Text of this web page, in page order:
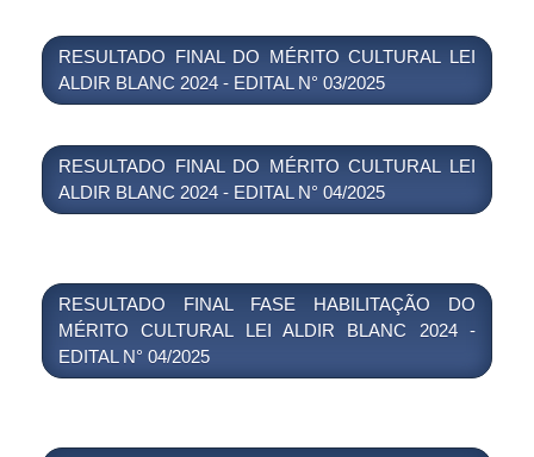
RESULTADO FINAL DO MÉRITO CULTURAL LEI
ALDIR BLANC 2024 - EDITAL N° 03/2025
RESULTADO FINAL DO MÉRITO CULTURAL LEI
ALDIR BLANC 2024 - EDITAL N° 04/2025
RESULTADO FINAL FASE HABILITAÇÃO DO
MÉRITO CULTURAL LEI ALDIR BLANC 2024 -
EDITAL N° 04/2025